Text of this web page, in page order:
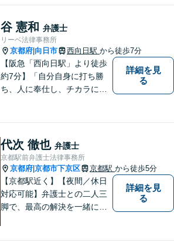
居が高いと思っていらっしゃ
る方こそ、是非一度ご相談く
ださい。
谷 憲和 弁護士
リーベ法律事務所
京都府 向日市 西向日駅 から徒歩7分
【阪急「西向日駅」より徒歩
約7分】「自分自身に打ち勝
ち、人に奉仕し、チカラにな
じて弁護活動をおこなってま
いります。お気軽にご相談く
ださい。
詳細を見
る
代次 徹也 弁護士
京都駅前弁護士法律事務所
京都府 京都市下京区 京都駅 から徒歩5分
【京都駅近く】【夜間／休日
対応可能】弁護士との二人三
脚で、最高の解決を一緒に目
詳細を見
る